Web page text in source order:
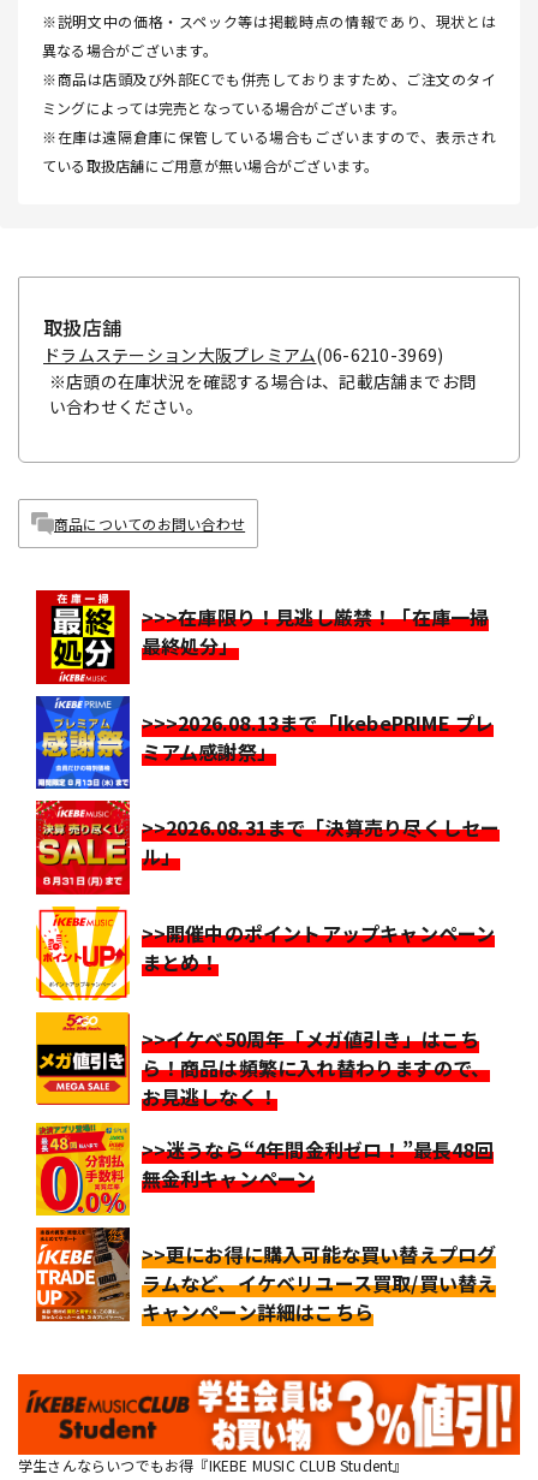
※説明文中の価格・スペック等は掲載時点の情報であり、現状とは
異なる場合がございます。
※商品は店頭及び外部ECでも併売しておりますため、ご注文のタイ
ミングによっては完売となっている場合がございます。
※在庫は遠隔倉庫に保管している場合もございますので、表示され
ている取扱店舗にご用意が無い場合がございます。
取扱店舗
ドラムステーション大阪プレミアム(06-6210-3969)
※店頭の在庫状況を確認する場合は、記載店舗までお問
い合わせください。
商品についてのお問い合わせ
>>>在庫限り！見逃し厳禁！「在庫一掃
最終処分」
>>>2026.08.13まで「IkebePRIME プレ
ミアム感謝祭」
>>2026.08.31まで「決算売り尽くしセー
ル」
>>開催中のポイントアップキャンペーン
まとめ！
>>イケベ50周年「メガ値引き」はこち
ら！商品は頻繁に入れ替わりますので、
お見逃しなく！
>>迷うなら“4年間金利ゼロ！”最長48回
無金利キャンペーン
>>更にお得に購入可能な買い替えプログ
ラムなど、イケベリユース買取/買い替え
キャンペーン詳細はこちら
学生さんならいつでもお得『IKEBE MUSIC CLUB Student』